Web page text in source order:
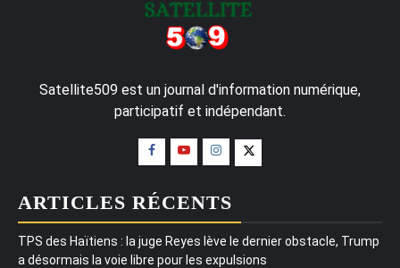
Satellite509 est un journal d'information numérique,
participatif et indépendant.
ARTICLES RÉCENTS
TPS des Haïtiens : la juge Reyes lève le dernier obstacle, Trump
a désormais la voie libre pour les expulsions